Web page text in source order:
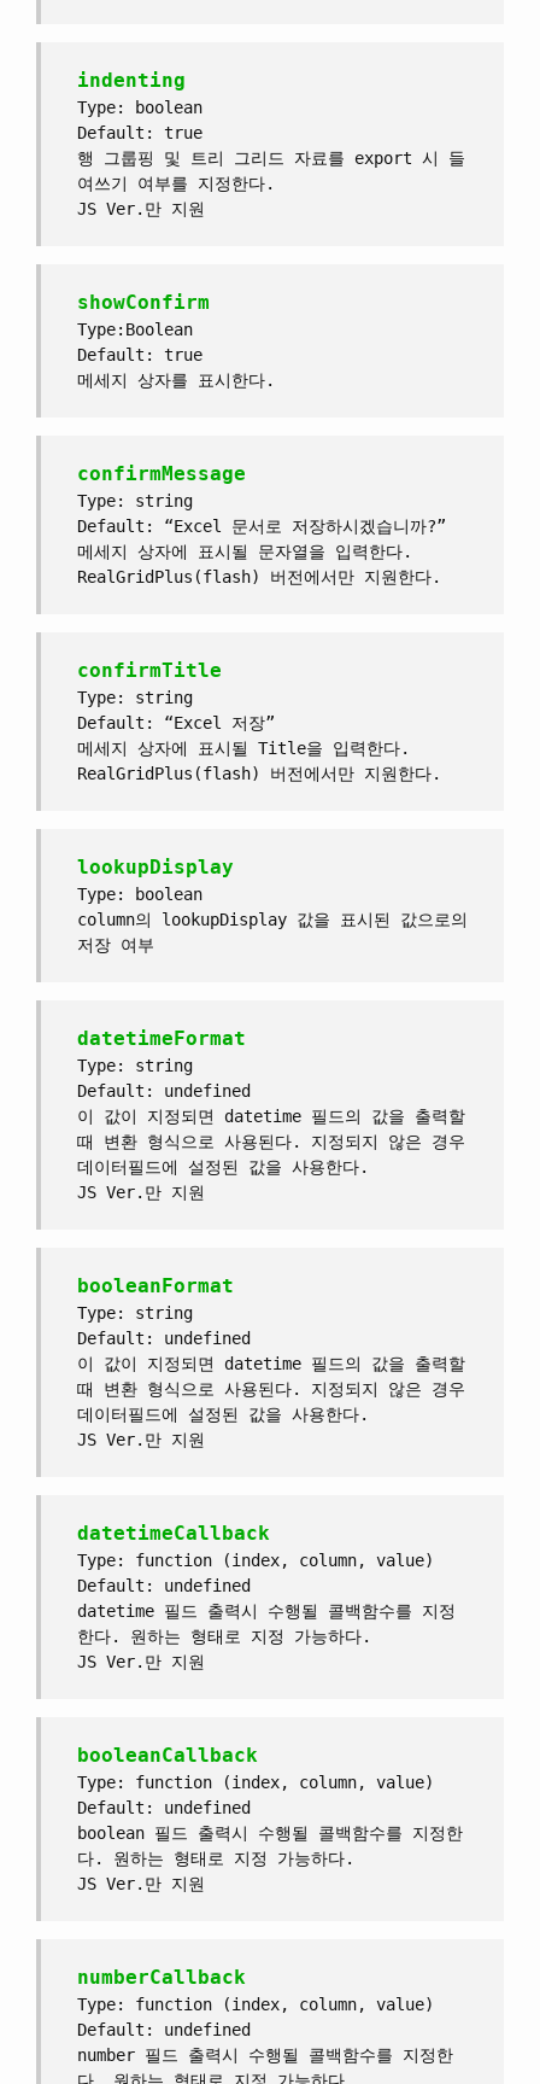
indenting
Type: boolean
Default: true
행 그룹핑 및 트리 그리드 자료를 export 시 들
여쓰기 여부를 지정한다.
JS Ver.만 지원
showConfirm
Type:Boolean
Default: true
메세지 상자를 표시한다.
confirmMessage
Type: string
Default: “Excel 문서로 저장하시겠습니까?”
메세지 상자에 표시될 문자열을 입력한다.
RealGridPlus(flash) 버전에서만 지원한다.
confirmTitle
Type: string
Default: “Excel 저장”
메세지 상자에 표시될 Title을 입력한다.
RealGridPlus(flash) 버전에서만 지원한다.
lookupDisplay
Type: boolean
column의 lookupDisplay 값을 표시된 값으로의
저장 여부
datetimeFormat
Type: string
Default: undefined
이 값이 지정되면 datetime 필드의 값을 출력할
때 변환 형식으로 사용된다. 지정되지 않은 경우
데이터필드에 설정된 값을 사용한다.
JS Ver.만 지원
booleanFormat
Type: string
Default: undefined
이 값이 지정되면 datetime 필드의 값을 출력할
때 변환 형식으로 사용된다. 지정되지 않은 경우
데이터필드에 설정된 값을 사용한다.
JS Ver.만 지원
datetimeCallback
Type: function (index, column, value)
Default: undefined
datetime 필드 출력시 수행될 콜백함수를 지정
한다. 원하는 형태로 지정 가능하다.
JS Ver.만 지원
booleanCallback
Type: function (index, column, value)
Default: undefined
boolean 필드 출력시 수행될 콜백함수를 지정한
다. 원하는 형태로 지정 가능하다.
JS Ver.만 지원
numberCallback
Type: function (index, column, value)
Default: undefined
number 필드 출력시 수행될 콜백함수를 지정한